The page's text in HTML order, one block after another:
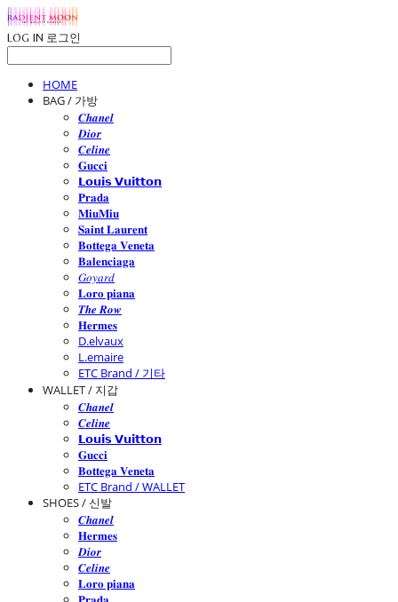
LOG IN 로그인
HOME
BAG / 가방
𝑪𝒉𝒂𝒏𝒆𝒍
𝑫𝒊𝒐𝒓
𝑪𝒆𝒍𝒊𝒏𝒆
𝐆𝐮𝐜𝐜𝐢
𝗟𝗼𝘂𝗶𝘀 𝗩𝘂𝗶𝘁𝘁𝗼𝗻
𝐏𝐫𝐚𝐝𝐚
𝐌𝐢𝐮𝐌𝐢𝐮
𝐒𝐚𝐢𝐧𝐭 𝐋𝐚𝐮𝐫𝐞𝐧𝐭
𝐁𝐨𝐭𝐭𝐞𝐠𝐚 𝐕𝐞𝐧𝐞𝐭𝐚
𝐁𝐚𝐥𝐞𝐧𝐜𝐢𝐚𝐠𝐚
𝐺𝑜𝑦𝑎𝑟𝑑
𝐋𝐨𝐫𝐨 𝐩𝐢𝐚𝐧𝐚
𝑻𝒉𝒆 𝑹𝒐𝒘
𝐇𝐞𝐫𝐦𝐞𝐬
D.elvaux
L.emaire
ETC Brand / 기타
WALLET / 지갑
𝑪𝒉𝒂𝒏𝒆𝒍
𝑪𝒆𝒍𝒊𝒏𝒆
𝗟𝗼𝘂𝗶𝘀 𝗩𝘂𝗶𝘁𝘁𝗼𝗻
𝐆𝐮𝐜𝐜𝐢
𝐁𝐨𝐭𝐭𝐞𝐠𝐚 𝐕𝐞𝐧𝐞𝐭𝐚
ETC Brand / WALLET
SHOES / 신발
𝑪𝒉𝒂𝒏𝒆𝒍
𝐇𝐞𝐫𝐦𝐞𝐬
𝑫𝒊𝒐𝒓
𝑪𝒆𝒍𝒊𝒏𝒆
𝐋𝐨𝐫𝐨 𝐩𝐢𝐚𝐧𝐚